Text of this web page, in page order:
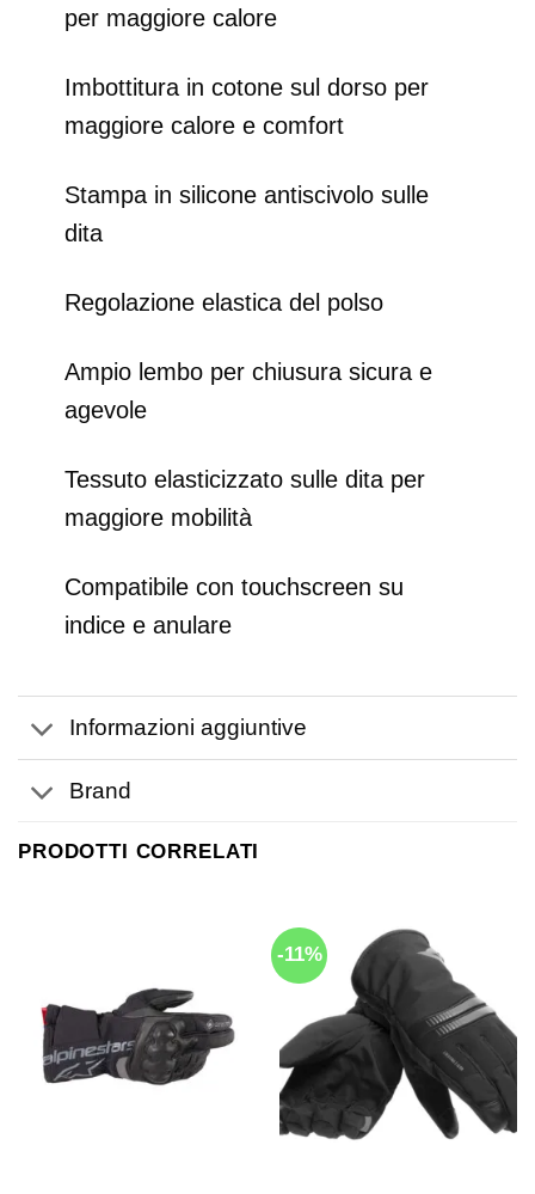
per maggiore calore
Imbottitura in cotone sul dorso per
maggiore calore e comfort
Stampa in silicone antiscivolo sulle
dita
Regolazione elastica del polso
Ampio lembo per chiusura sicura e
agevole
Tessuto elasticizzato sulle dita per
maggiore mobilità
Compatibile con touchscreen su
indice e anulare
Informazioni aggiuntive
Brand
PRODOTTI CORRELATI
-11%